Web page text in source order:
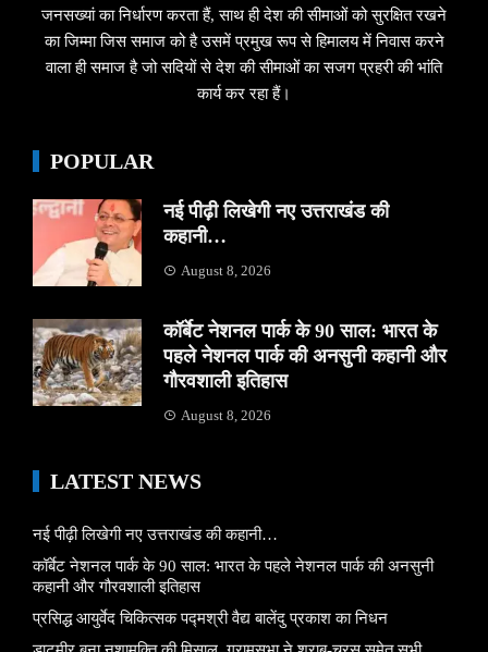
जनसख्यां का निर्धारण करता हैं, साथ ही देश की सीमाओं को सुरक्षित रखने
का जिम्मा जिस समाज को है उसमें प्रमुख रूप से हिमालय में निवास करने
वाला ही समाज है जो सदियों से देश की सीमाओं का सजग प्रहरी की भांति
कार्य कर रहा हैं।
POPULAR
नई पीढ़ी लिखेगी नए उत्तराखंड की
कहानी…
August 8, 2026
कॉर्बेट नेशनल पार्क के 90 साल: भारत के
पहले नेशनल पार्क की अनसुनी कहानी और
गौरवशाली इतिहास
August 8, 2026
LATEST NEWS
नई पीढ़ी लिखेगी नए उत्तराखंड की कहानी…
कॉर्बेट नेशनल पार्क के 90 साल: भारत के पहले नेशनल पार्क की अनसुनी
कहानी और गौरवशाली इतिहास
प्रसिद्ध आयुर्वेद चिकित्सक पद्मश्री वैद्य बालेंदु प्रकाश का निधन